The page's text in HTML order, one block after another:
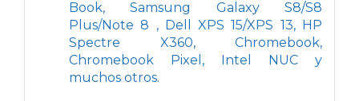
Book, Samsung Galaxy S8/S8
Plus/Note 8 , Dell XPS 15/XPS 13, HP
Spectre X360, Chromebook,
Chromebook Pixel, Intel NUC y
muchos otros.